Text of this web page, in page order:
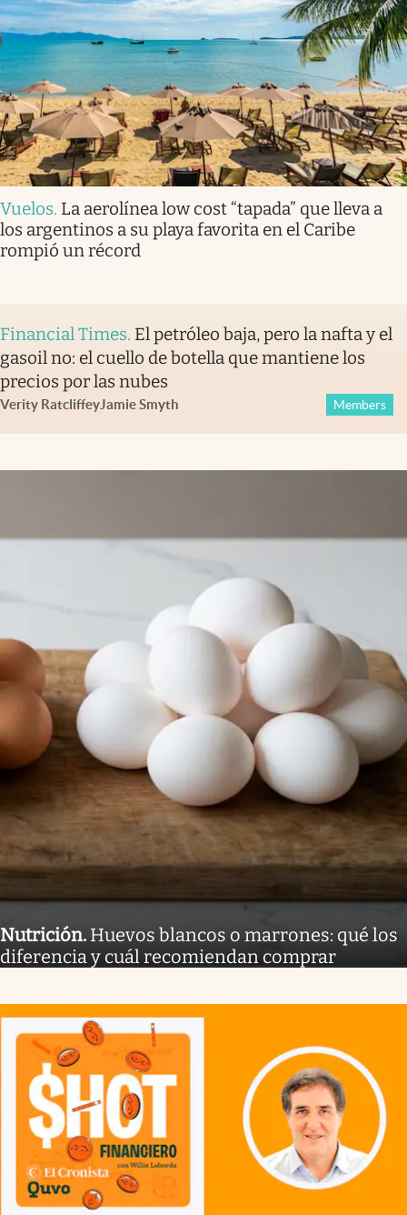
Vuelos. La aerolínea low cost “tapada” que lleva a
los argentinos a su playa favorita en el Caribe
rompió un récord
Financial Times. El petróleo baja, pero la nafta y el
gasoil no: el cuello de botella que mantiene los
precios por las nubes
Verity RatcliffeyJamie Smyth Members
Nutrición. Huevos blancos o marrones: qué los
diferencia y cuál recomiendan comprar